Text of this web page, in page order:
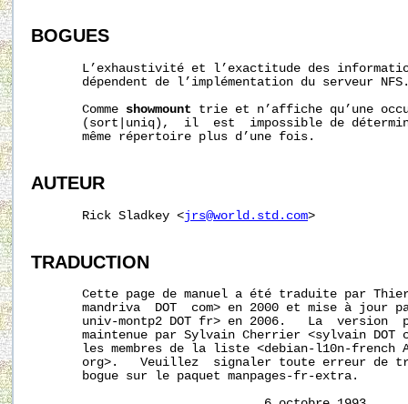
BOGUES
L’exhaustivité et l’exactitude des
dépendent de l’implémentation du serveur
       Comme
showmount trie et n’affiche qu’une
(sort|uniq),  il  est  impossible de
       même répertoire plus d’une fois.
AUTEUR
       Rick Sladkey <
jrs@world.std.com>
TRADUCTION
Cette page de manuel a été traduite par
mandriva  DOT  com> en 2000 et mise à jour
univ-montp2 DOT fr> en 2006.   La  version
maintenue par Sylvain Cherrier <sylvain DOT
les membres de la liste <debian-l10n-french
org>.   Veuillez  signaler toute erreur de
       bogue sur le paquet manpages-fr-extra.